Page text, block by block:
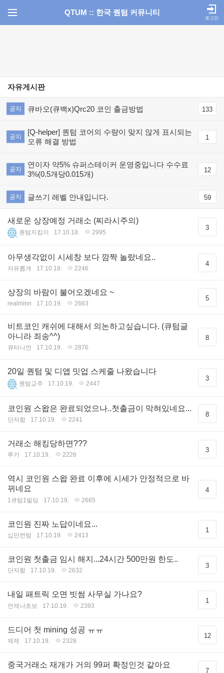
QTUM :: 한국 퀀텀 커뮤니티
로그인
자유게시판
공지 큐바오(큐백x)Qrc20 코인 출금방법 133
공지
[Q-helper] 퀀텀 코어의 수량이 맞지 않게 표시되는
오류 해결 방법
1
공지
연이자 약5% 슈퍼스테이커 운영중입니다 수수료
3%(0.5개당0.015개)
12
공지 글쓰기 레벨 안내입니다. 59
새로운 상장예정 거래소 (찌라시주의)
퀀텀지킴이 17.10.18. 2995
3
아무생각없이 시세창 보다 깜짝 놀랐네요..
자유롭게 17.10.18. 2246
4
상장의 바람이 불어오겠네요 ~
realminn 17.10.19. 2663
5
비트코인 캐쉬에 대해서 의논하고싶습니다. (큐텀글
아니라 죄송^^)
큐터니언 17.10.19. 2876
8
20일 퀀텀 및 디앱 밋업 스케줄 나왔습니다
퀀텀교주 17.10.19. 2447
3
코인원 스왑은 완료되었으나..첫출금이 막혀있네요...
단자함 17.10.19. 2241
8
거래소 해킹당하면???
루키 17.10.19. 2226
3
역시 코인원 스왑 완료 이후에 시세가 안정적으로 바
뀌네요
1큐텀1빌딩 17.10.19. 2665
4
코인원 진짜 노답이네요...
십만컨텀 17.10.19. 2413
1
코인원 첫출금 임시 해지...24시간 500만원 한도..
단자함 17.10.19. 2632
3
내일 패트릭 오면 빗썸 사무실 가나요?
언제나초보 17.10.19. 2393
1
드디어 첫 mining 성공 ㅠㅠ
제제 17.10.19. 2328
12
중국거래소 재개가 거의 99퍼 확정인것 같아요
7